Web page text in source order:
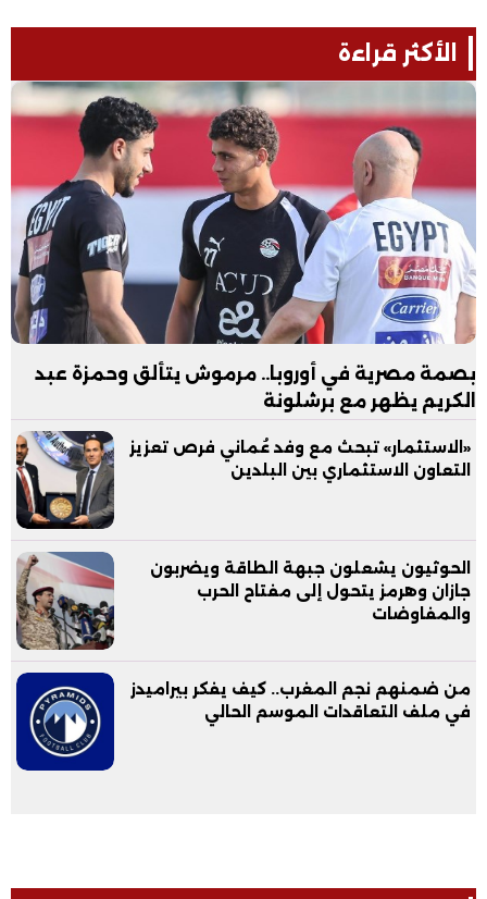
الأكثر قراءة
بصمة مصرية في أوروبا.. مرموش يتألق وحمزة عبد
الكريم يظهر مع برشلونة
«الاستثمار» تبحث مع وفد عُماني فرص تعزيز
التعاون الاستثماري بين البلدين
الحوثيون يشعلون جبهة الطاقة ويضربون
جازان وهرمز يتحول إلى مفتاح الحرب
والمفاوضات
من ضمنهم نجم المغرب.. كيف يفكر بيراميدز
في ملف التعاقدات الموسم الحالي